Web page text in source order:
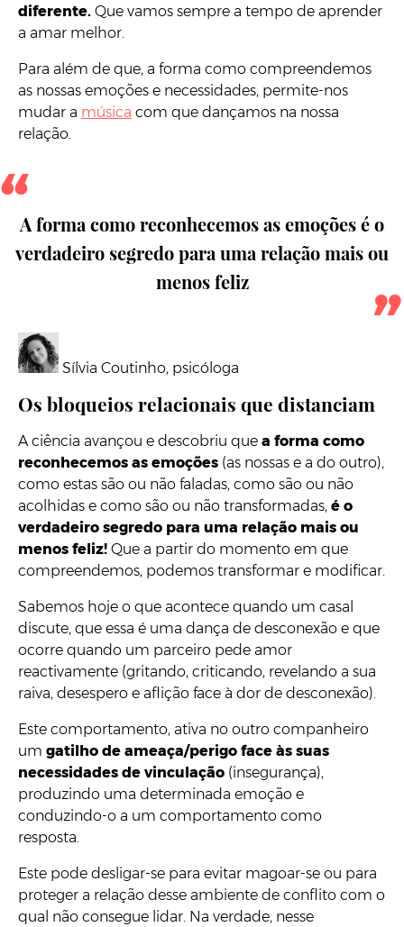
diferente. Que vamos sempre a tempo de aprender
a amar melhor.
Para além de que, a forma como compreendemos
as nossas emoções e necessidades, permite-nos
mudar a música com que dançamos na nossa
relação.
A forma como reconhecemos as emoções é o
verdadeiro segredo para uma relação mais ou
menos feliz
Sílvia Coutinho, psicóloga
Os bloqueios relacionais que distanciam
A ciência avançou e descobriu que a forma como
reconhecemos as emoções (as nossas e a do outro),
como estas são ou não faladas, como são ou não
acolhidas e como são ou não transformadas, é o
verdadeiro segredo para uma relação mais ou
menos feliz! Que a partir do momento em que
compreendemos, podemos transformar e modificar.
Sabemos hoje o que acontece quando um casal
discute, que essa é uma dança de desconexão e que
ocorre quando um parceiro pede amor
reactivamente (gritando, criticando, revelando a sua
raiva, desespero e aflição face à dor de desconexão).
Este comportamento, ativa no outro companheiro
um gatilho de ameaça/perigo face às suas
necessidades de vinculação (insegurança),
produzindo uma determinada emoção e
conduzindo-o a um comportamento como
resposta.
Este pode desligar-se para evitar magoar-se ou para
proteger a relação desse ambiente de conflito com o
qual não consegue lidar. Na verdade, nesse